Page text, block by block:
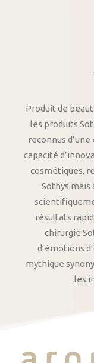
Produit de
les produits
reconnus
capacité
cosmétiques,
Sothys mais
résultats
chirurgie
d’émotions
mythique
les